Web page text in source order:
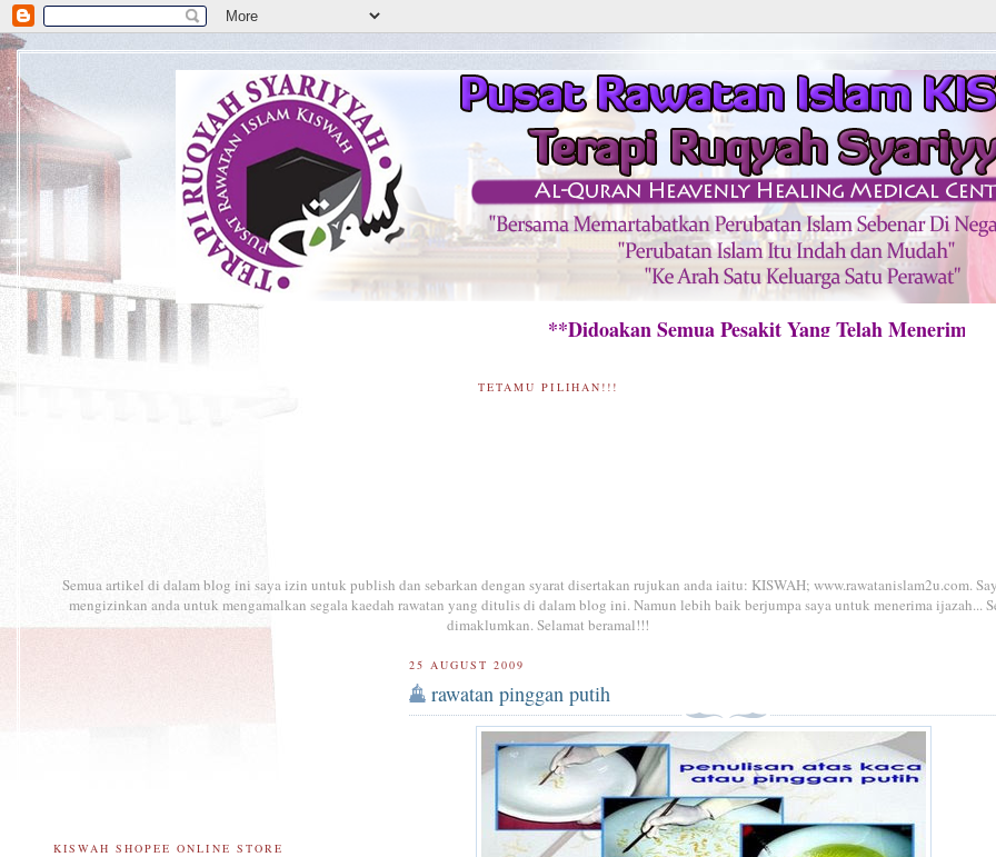
**Didoakan Semua Pesakit Yang Telah Menerima
TETAMU PILIHAN!!!
Semua artikel di dalam blog ini saya izin untuk publish dan sebarkan dengan syarat disertakan rujukan anda iaitu: KISWAH; www.rawatanislam2u.com.
mengizinkan anda untuk mengamalkan segala kaedah rawatan yang ditulis di dalam blog ini. Namun lebih baik berjumpa saya untuk menerima ijazah...
dimaklumkan. Selamat beramal!!!
25 AUGUST 2009
rawatan pinggan putih
KISWAH SHOPEE ONLINE STORE